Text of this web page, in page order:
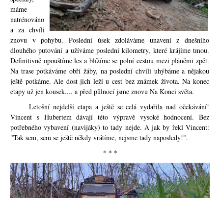
máme
natrénováno
a za chvíli
znovu v pohybu. Poslední úsek zdoláváme unaveni z dnešního
dlouhého putování a užíváme poslední kilometry, které krájíme tmou.
Definitivně opouštíme les a blížíme se polní cestou mezi pláněmi zpět.
Na trase potkáváme obří žáby, na poslední chvíli uhýbáme a nějakou
ještě potkáme. Ale dost jich leží u cest bez známek života. Na konec
etapy už jen kousek.... a před půlnocí jsme znovu Na Konci světa.
Letošní nejdelší etapa a ještě se celá vydařila nad očekávání!
Vincent s Hubertem dávají této výpravě vysoké hodnocení. Bez
potřebného vybavení (navijáky) to tady nejde. A jak by řekl Vincent:
"Tak sem, sem se ještě někdy vrátíme, nejsme tady naposledy!".
* * *